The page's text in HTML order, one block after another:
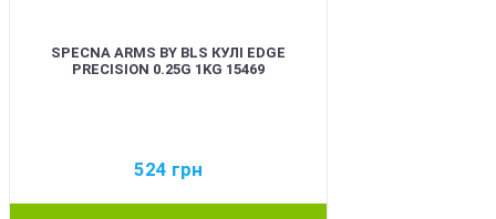
SPECNA ARMS BY BLS КУЛІ EDGE
PRECISION 0.25G 1KG 15469
524 грн